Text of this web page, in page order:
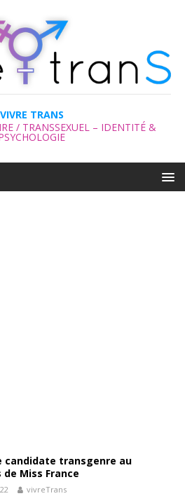
VIVRE TRANS
/ TRANSSEXUEL – IDENTITÉ &
candidate transgenre au
de Miss France
vivreTrans